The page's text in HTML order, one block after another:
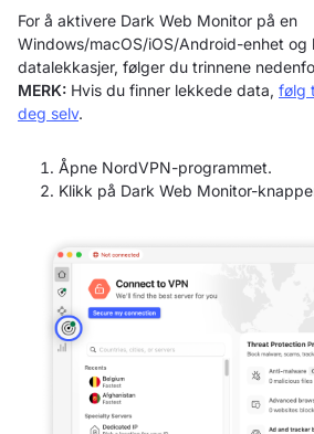
For å aktivere Dark Web Monitor på en
Windows/macOS/iOS/Android-enhet og
datalekkasjer, følger du trinnene
MERK: Hvis du finner lekkede data, følg
deg selv.
Åpne NordVPN-programmet.
Klikk på Dark Web Monitor-